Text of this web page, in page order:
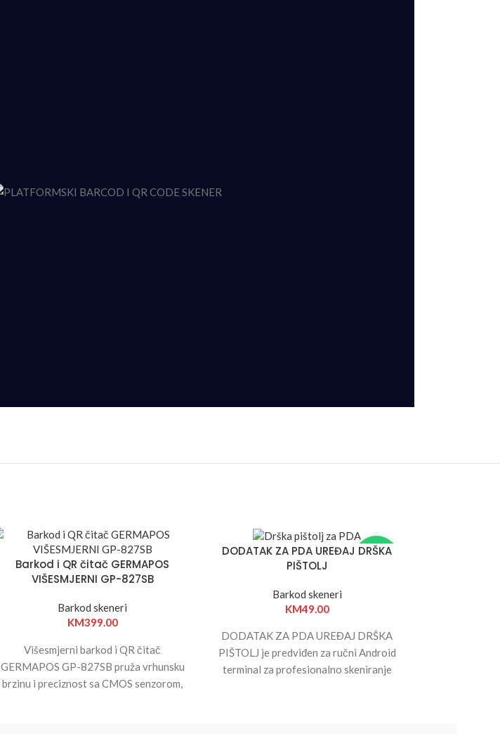
Barkod i QR čitač GERMAPOS
VIŠESMJERNI GP-827SB
Barkod skeneri
KM399.00
Višesmjerni barkod i QR čitač
GERMAPOS GP-827SB pruža vrhunsku
brzinu i preciznost sa CMOS senzorom,
PROMO
DODATAK ZA PDA UREĐAJ DRŠKA
PIŠTOLJ
Barkod skeneri
KM49.00
DODATAK ZA PDA UREĐAJ DRŠKA
PIŠTOLJ je predviđen za ručni Android
terminal za profesionalno skeniranje